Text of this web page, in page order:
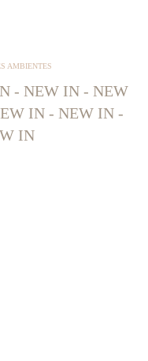
AMBIENTES
- NEW IN - NEW
IN - NEW IN -
IN